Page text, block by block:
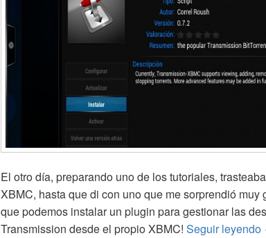
El otro día, preparando uno de los tutoriales,
XBMC, hasta que di con uno que me sorprendió muy
que podemos instalar un plugin para gestionar las
Transmission desde el propio XBMC! Seguir leyendo